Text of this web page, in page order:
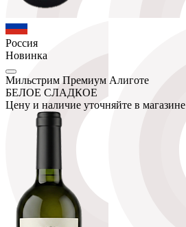
Россия
Новинка
Мильстрим Премиум Алиготе
БЕЛОЕ СЛАДКОЕ
Цену и наличие уточняйте в магазине